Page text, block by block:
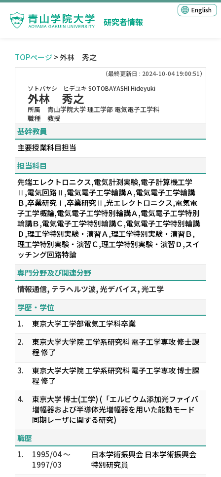
研究者情報
English
TOPページ > 外林 秀之
（最終更新日 : 2024-10-04 19:00:51）
ソトバヤシ ヒデユキ SOTOBAYASHI Hideyuki
外林 秀之
所属
青山学院大学 理工学部 電気電子工学科
職種
教授
基幹教員
主要授業科目担当
担当科目
先端エレクトロニクス,電気計測実験,電子計算機工学
Ⅱ,電気回路Ⅱ,電気電子工学輪講Ａ,電気電子工学輪講
Ｂ,卒業研究Ⅰ,卒業研究Ⅱ,光エレクトロニクス,電気電
子工学概論,電気電子工学特別輪講Ａ,電気電子工学特別
輪講Ｂ,電気電子工学特別輪講Ｃ,電気電子工学特別輪講
Ｄ,理工学特別実験・演習Ａ,理工学特別実験・演習Ｂ,
理工学特別実験・演習Ｃ,理工学特別実験・演習Ｄ,スイ
ッチング回路特論
専門分野及び関連分野
情報通信, テラヘルツ波, 光デバイス, 光工学
学歴・学位
1.
東京大学工学部電気工学科卒業
2.
東京大学大学院 工学系研究科 電子工学専攻 修士課
程 修了
3.
東京大学大学院 工学系研究科 電子工学専攻 博士課
程 修了
4.
東京大学 博士(工学) (「エルビウム添加光ファイバ
増幅器および半導体光増幅器を用いた能動モード
同期レーザに関する研究)
職歴
1.
1995/04 ～
1997/03
日本学術振興会 日本学術振興会
特別研究員